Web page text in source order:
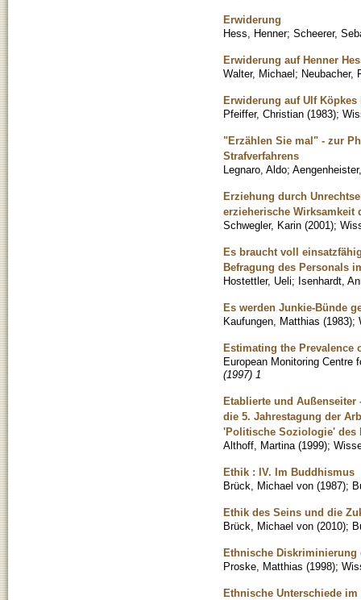
Erwiderung
Hess, Henner; Scheerer,
Erwiderung auf Henner
Walter, Michael; Neubacher,
Erwiderung auf Ulf
Pfeiffer, Christian (1983);
"Erzählen Sie mal" - zur
Strafverfahrens
Legnaro, Aldo;
Erziehung durch
erzieherische Wirksamkeit
Schwegler, Karin (2001);
Es braucht voll
Befragung des Personals
Hostettler, Ueli; Isenhardt,
Es werden Junkie-Bünde
Kaufungen, Matthias (1983);
Estimating the Prevalence
European Monitoring Centre
(1997) 1
Etablierte und
die 5. Jahrestagung der
'Politische Soziologie' des
Althoff, Martina (1999);
Ethik : IV. Im Buddhismus
Brück, Michael von (1987);
Ethik des Seins und die
Brück, Michael von (2010);
Ethnische Diskriminierung
Proske, Matthias (1998);
Ethnische Unterschiede